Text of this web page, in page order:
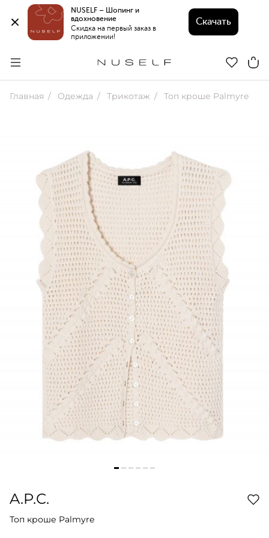
NUSELF – Шопинг и
вдохновение
Скидка на первый заказ в
приложении!
Скачать
Главная Одежда Трикотаж Топ кроше Palmyre
A.P.C.
Топ кроше Palmyre